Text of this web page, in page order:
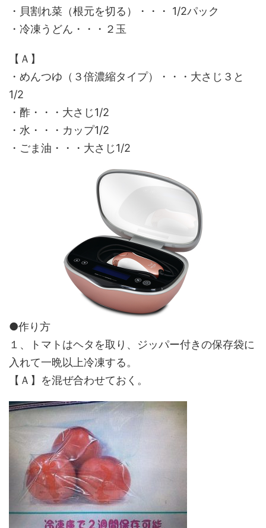
・貝割れ菜（根元を切る）・・・ 1/2パック
・冷凍うどん・・・２玉
【Ａ】
・めんつゆ（３倍濃縮タイプ）・・・大さじ３と
1/2
・酢・・・大さじ1/2
・水・・・カップ1/2
・ごま油・・・大さじ1/2
●作り方
１、トマトはヘタを取り、ジッパー付きの保存袋に
入れて一晩以上冷凍する。
【Ａ】を混ぜ合わせておく。